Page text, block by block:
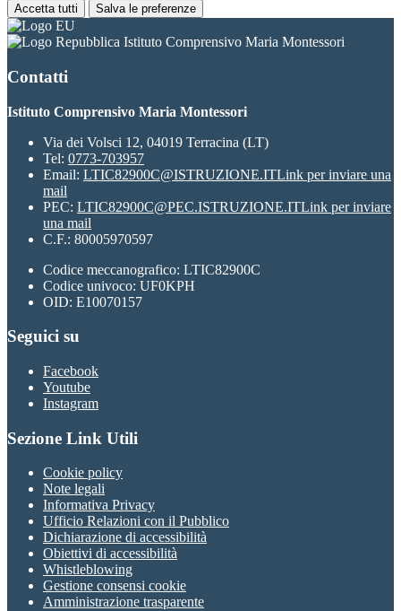
Accetta tutti Salva le preferenze
Istituto Comprensivo Maria Montessori
Contatti
Istituto Comprensivo Maria Montessori
Via dei Volsci 12, 04019 Terracina (LT)
Tel: 0773-703957
Email: LTIC82900C@ISTRUZIONE.ITLink per inviare una
mail
PEC: LTIC82900C@PEC.ISTRUZIONE.ITLink per inviare
una mail
C.F.: 80005970597
Codice meccanografico: LTIC82900C
Codice univoco: UF0KPH
OID: E10070157
Seguici su
Facebook
Youtube
Instagram
Sezione Link Utili
Cookie policy
Note legali
Informativa Privacy
Ufficio Relazioni con il Pubblico
Dichiarazione di accessibilità
Obiettivi di accessibilità
Whistleblowing
Gestione consensi cookie
Amministrazione trasparente